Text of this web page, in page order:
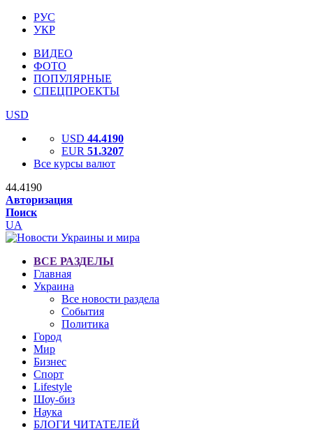
РУС
УКР
ВИДЕО
ФОТО
ПОПУЛЯРНЫЕ
СПЕЦПРОЕКТЫ
USD
USD 44.4190
EUR 51.3207
Все курсы валют
44.4190
Авторизация
Поиск
UA
ВСЕ РАЗДЕЛЫ
Главная
Украина
Все новости раздела
События
Политика
Город
Мир
Бизнес
Спорт
Lifestyle
Шоу-биз
Наука
БЛОГИ ЧИТАТЕЛЕЙ